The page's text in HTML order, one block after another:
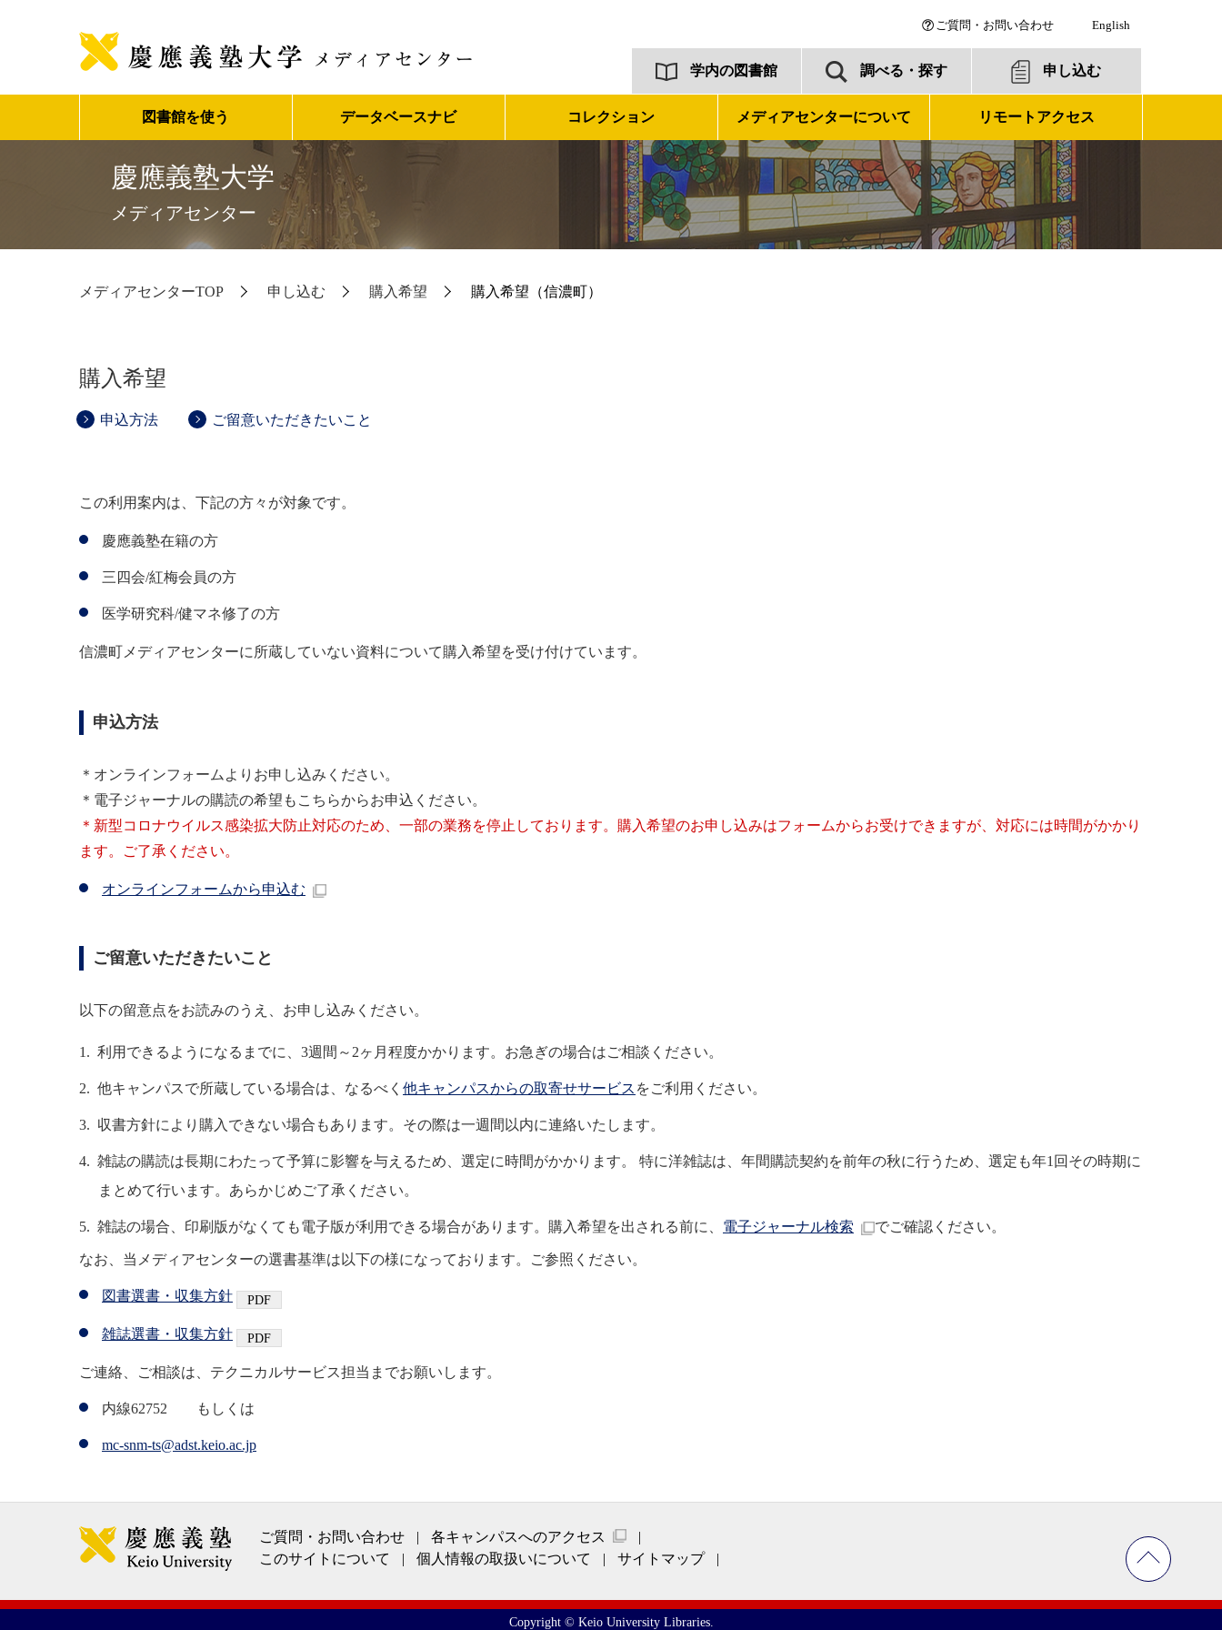
ご質問・お問い合わせ English
学内の図書館 調べる・探す 申し込む
図書館を使う データベースナビ コレクション メディアセンターについて リモートアクセス
慶應義塾大学
メディアセンター
メディアセンターTOP 申し込む 購入希望 購入希望（信濃町）
購入希望
申込方法 ご留意いただきたいこと
この利用案内は、下記の方々が対象です。
慶應義塾在籍の方
三四会/紅梅会員の方
医学研究科/健マネ修了の方
信濃町メディアセンターに所蔵していない資料について購入希望を受け付けています。
申込方法
＊オンラインフォームよりお申し込みください。
＊電子ジャーナルの購読の希望もこちらからお申込ください。
＊新型コロナウイルス感染拡大防止対応のため、一部の業務を停止しております。購入希望のお申し込みはフォームからお受けできますが、対応には時間がかかり
ます。ご了承ください。
オンラインフォームから申込む
ご留意いただきたいこと
以下の留意点をお読みのうえ、お申し込みください。
利用できるようになるまでに、3週間～2ヶ月程度かかります。お急ぎの場合はご相談ください。
他キャンパスで所蔵している場合は、なるべく 他キャンパスからの取寄せサービス をご利用ください。
収書方針により購入できない場合もあります。その際は一週間以内に連絡いたします。
雑誌の購読は長期にわたって予算に影響を与えるため、選定に時間がかかります。 特に洋雑誌は、年間購読契約を前年の秋に行うため、選定も年1回その時期に
まとめて行います。あらかじめご了承ください。
雑誌の場合、印刷版がなくても電子版が利用できる場合があります。購入希望を出される前に、 電子ジャーナル検索 でご確認ください。
なお、当メディアセンターの選書基準は以下の様になっております。ご参照ください。
図書選書・収集方針
雑誌選書・収集方針
ご連絡、ご相談は、テクニカルサービス担当までお願いします。
内線62752 もしくは
mc-snm-ts@adst.keio.ac.jp
ご質問・お問い合わせ
各キャンパスへのアクセス
このサイトについて
個人情報の取扱いについて サイトマップ
Copyright © Keio University Libraries.